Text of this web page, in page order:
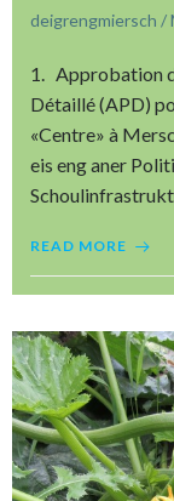
deigrengmiersch /
1. Approbation
Détaillé (APD)
«Centre» à
eis eng aner
READ MORE